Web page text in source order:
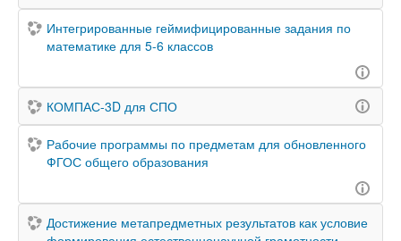
Интегрированные геймифицированные задания по
математике для 5-6 классов
КОМПАС-3D для СПО
Рабочие программы по предметам для обновленного
ФГОС общего образования
Достижение метапредметных результатов как условие